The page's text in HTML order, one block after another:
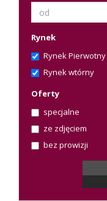
Rynek
Rynek Pierwotny
Rynek wtórny
Oferty
specjalne
ze zdjęciem
bez prowizji